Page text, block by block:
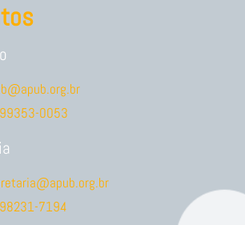
0053
7194